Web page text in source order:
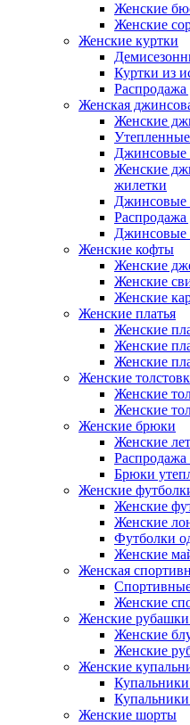
Женские
Женские
Женские куртки
Куртки из
Женская
Женские
Джинсовые
Женские
жилетки
Джинсовые
Джинсовые
Женские кофты
Женские
Женские
Женские
Женские платья
Женские
Женские
Женские
Женские
Женские
Женские
Женские брюки
Женские
Брюки
Женские
Женские
Женские
Футболки
Женские
Женская
Женские
Женские рубашки
Женские
Женские
Женские
Женские шорты